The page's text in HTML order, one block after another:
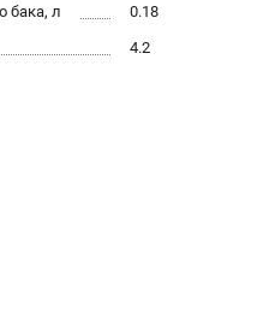
бака, л
0.18
4.2